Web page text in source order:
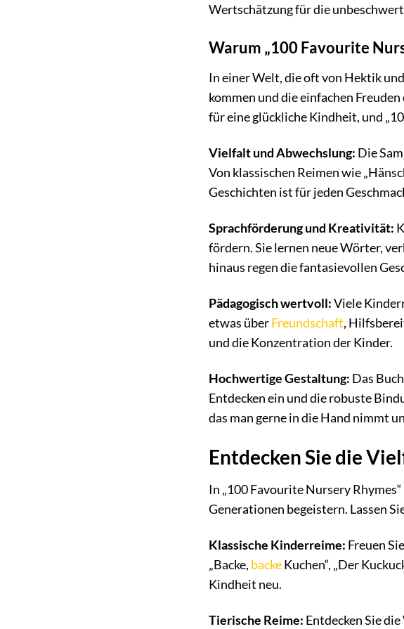
Wertschätzung für die
Warum „100 Favourite
In einer Welt, die oft von Hektik
kommen und die einfachen
für eine glückliche Kindheit, und
Vielfalt und Abwechslung: Die
Von klassischen Reimen wie
Geschichten ist für jeden
Sprachförderung und Kreativität:
fördern. Sie lernen neue Wörter,
hinaus regen die fantasievollen
Pädagogisch wertvoll:Viele
etwas überFreundschaft,
und die Konzentration der Kinder.
Hochwertige Gestaltung: Das
Entdecken ein und die robuste
das man gerne in die Hand nimmt
Entdecken Sie die
In „100 Favourite Nursery
Generationen begeistern. Lassen
Klassische Kinderreime: Freuen
„Backe, backeKuchen“, „Der
Kindheit neu.
Tierische Reime: Entdecken Sie